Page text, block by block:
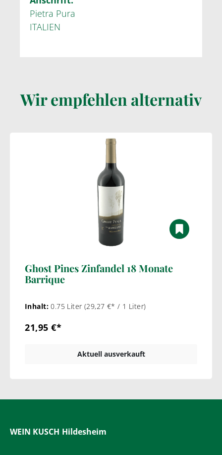
Pietra Pura
ITALIEN
Wir empfehlen alternativ
Ghost Pines Zinfandel 18 Monate
Barrique
Inhalt:0.75 Liter (29,27 €* / 1 Liter)
21,95 €*
Aktuell ausverkauft
WEIN KUSCH Hildesheim